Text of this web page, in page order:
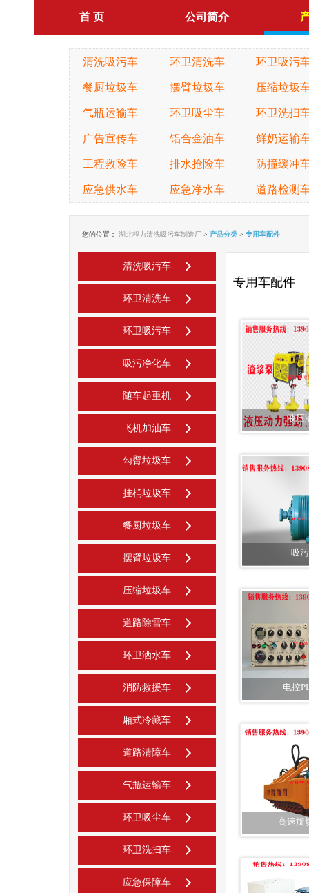
首 页 公司简介
清洗吸污车 环卫清洗车 环卫吸污
餐厨垃圾车 摆臂垃圾车 压缩垃圾
气瓶运输车 环卫吸尘车 环卫洗扫
广告宣传车 铝合金油车 鲜奶运输
工程救险车 排水抢险车 防撞缓冲
应急供水车 应急净水车 道路检测
您的位置： 湖北程力清洗吸污车制造厂 > 产品分类 > 专用车配件
清洗吸污车
环卫清洗车
环卫吸污车
吸污净化车
随车起重机
飞机加油车
勾臂垃圾车
挂桶垃圾车
餐厨垃圾车
摆臂垃圾车
压缩垃圾车
道路除雪车
环卫洒水车
消防救援车
厢式冷藏车
道路清障车
气瓶运输车
环卫吸尘车
环卫洗扫车
应急保障车
专用车配件
液压
吸
电控
高速旋